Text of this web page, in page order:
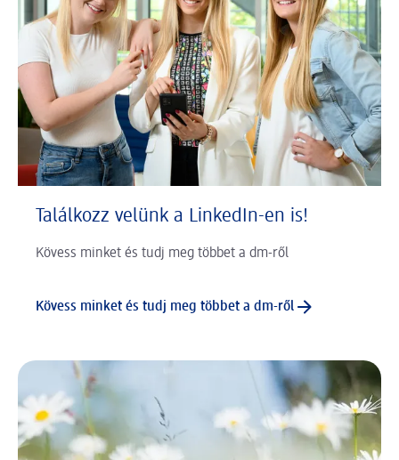
Találkozz velünk a LinkedIn-en is!
Kövess minket és tudj meg többet a dm-ről
Kövess minket és tudj meg többet a dm-ről